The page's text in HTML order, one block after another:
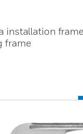
installation
frame